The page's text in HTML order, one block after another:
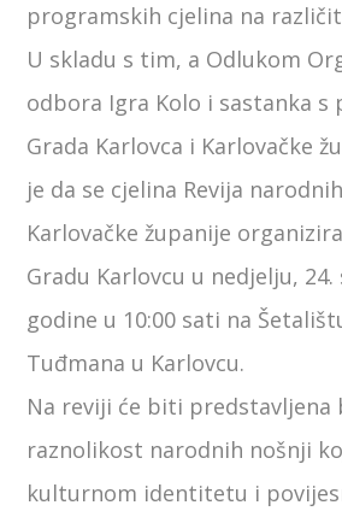
programskih cjelina na
U skladu s tim, a Odlukom
odbora Igra Kolo i sastanka s
Grada Karlovca i Karlovačke
je da se cjelina Revija
Karlovačke županije
Gradu Karlovcu u nedjelju, 24.
godine u 10:00 sati na
Tuđmana u Karlovcu.
Na reviji će biti predstavljena
raznolikost narodnih nošnji
kulturnom identitetu i